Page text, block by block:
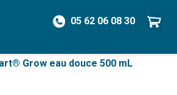
05 62 06 08 30
Grow eau douce 500 mL